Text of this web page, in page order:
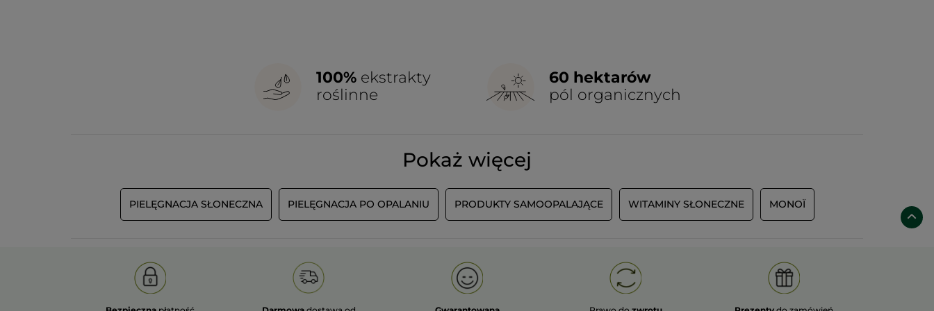
100% ekstrakty
roślinne
60 hektarów
pól organicznych
Pokaż więcej
PIELĘGNACJA SŁONECZNA PIELĘGNACJA PO OPALANIU PRODUKTY SAMOOPALAJĄCE WITAMINY SŁONECZNE MONOÏ